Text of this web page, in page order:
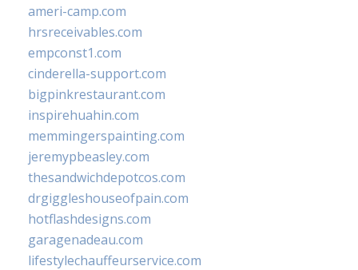
ameri-camp.com
hrsreceivables.com
empconst1.com
cinderella-support.com
bigpinkrestaurant.com
inspirehuahin.com
memmingerspainting.com
jeremypbeasley.com
thesandwichdepotcos.com
drgiggleshouseofpain.com
hotflashdesigns.com
garagenadeau.com
lifestylechauffeurservice.com